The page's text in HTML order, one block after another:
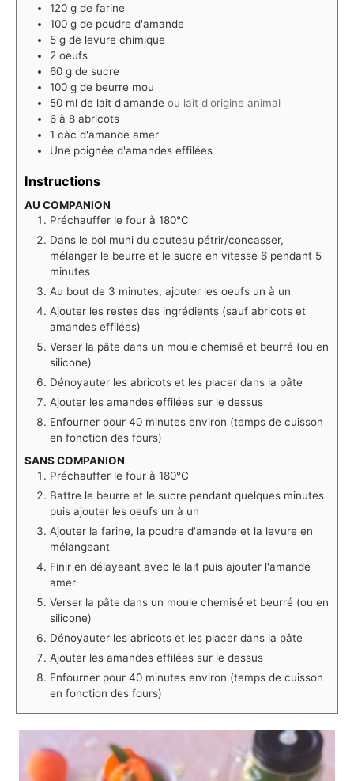
120 g de farine
100 g de poudre d'amande
5 g de levure chimique
2 oeufs
60 g de sucre
100 g de beurre mou
50 ml de lait d'amande ou lait d'origine animal
6 à 8 abricots
1 càc d'amande amer
Une poignée d'amandes effilées
Instructions
AU COMPANION
Préchauffer le four à 180°C
Dans le bol muni du couteau pétrir/concasser,
mélanger le beurre et le sucre en vitesse 6 pendant 5
minutes
Au bout de 3 minutes, ajouter les oeufs un à un
Ajouter les restes des ingrédients (sauf abricots et
amandes effilées)
Verser la pâte dans un moule chemisé et beurré (ou en
silicone)
Dénoyauter les abricots et les placer dans la pâte
Ajouter les amandes effilées sur le dessus
Enfourner pour 40 minutes environ (temps de cuisson
en fonction des fours)
SANS COMPANION
Préchauffer le four à 180°C
Battre le beurre et le sucre pendant quelques minutes
puis ajouter les oeufs un à un
Ajouter la farine, la poudre d'amande et la levure en
mélangeant
Finir en délayeant avec le lait puis ajouter l'amande
amer
Verser la pâte dans un moule chemisé et beurré (ou en
silicone)
Dénoyauter les abricots et les placer dans la pâte
Ajouter les amandes effilées sur le dessus
Enfourner pour 40 minutes environ (temps de cuisson
en fonction des fours)